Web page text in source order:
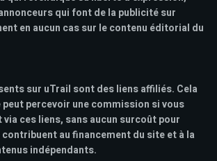
qui font de la publicité sur
en aucun cas sur le contenu éditorial du
sur uTrail sont des liens affiliés. Cela
percevoir une commission si vous
ces liens, sans aucun surcoût pour
contribuent au financement du site et à la
indépendants.